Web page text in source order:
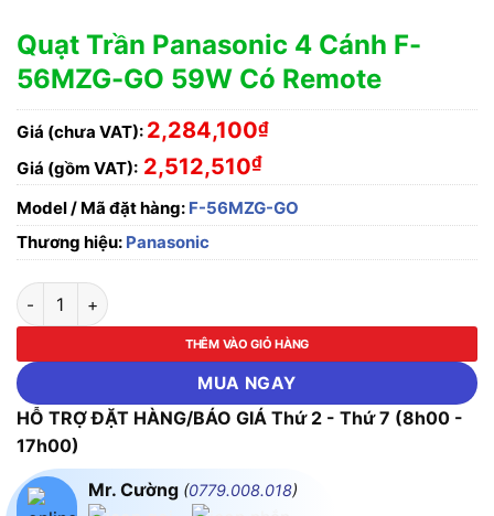
Quạt Trần Panasonic 4 Cánh F-
56MZG-GO 59W Có Remote
Giá (chưa VAT): 2,284,100₫
Giá (gồm VAT): 2,512,510₫
Model / Mã đặt hàng: F-56MZG-GO
Thương hiệu: Panasonic
Quạt Trần Panasonic 4 Cánh F-56MZG-GO 59W Có Remote
THÊM VÀO GIỎ HÀNG
MUA NGAY
HỖ TRỢ ĐẶT HÀNG/BÁO GIÁ Thứ 2 - Thứ 7 (8h00 -
17h00)
Mr. Cường (0779.008.018)